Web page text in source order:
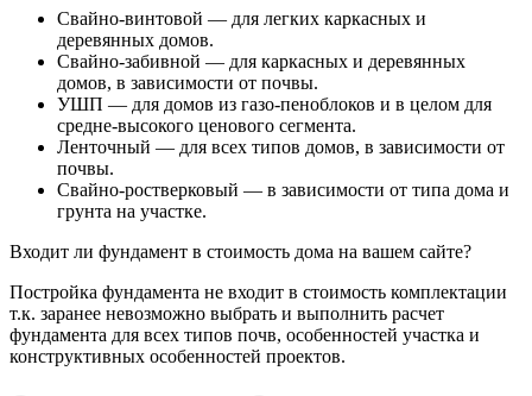
Свайно-винтовой — для легких каркасных и
деревянных домов.
Свайно-забивной — для каркасных и деревянных
домов, в зависимости от почвы.
УШП — для домов из газо-пеноблоков и в целом для
средне-высокого ценового сегмента.
Ленточный — для всех типов домов, в зависимости от
почвы.
Свайно-ростверковый — в зависимости от типа дома и
грунта на участке.
Входит ли фундамент в стоимость дома на вашем сайте?
Постройка фундамента не входит в стоимость комплектации
т.к. заранее невозможно выбрать и выполнить расчет
фундамента для всех типов почв, особенностей участка и
конструктивных особенностей проектов.